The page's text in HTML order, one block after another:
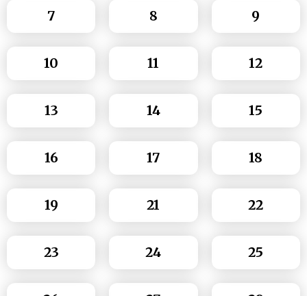
7 8 9
10 11 12
13 14 15
16 17 18
19 21 22
23 24 25